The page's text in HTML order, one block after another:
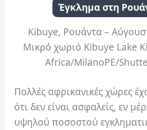
Έγκλημα στη
Kibuye, Ρουάντα –
Μικρό χωριό Kibuye Lake
Africa/MilanoPE/
Πολλές αφρικανικές χώρες
ότι δεν είναι ασφαλείς, εν
υψηλού ποσοστού